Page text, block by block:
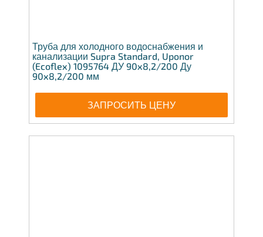
Труба для холодного водоснабжения и
канализации Supra Standard, Uponor
(Ecoflex) 1095764 ДУ 90x8,2/200 Ду
90x8,2/200 мм
ЗАПРОСИТЬ ЦЕНУ